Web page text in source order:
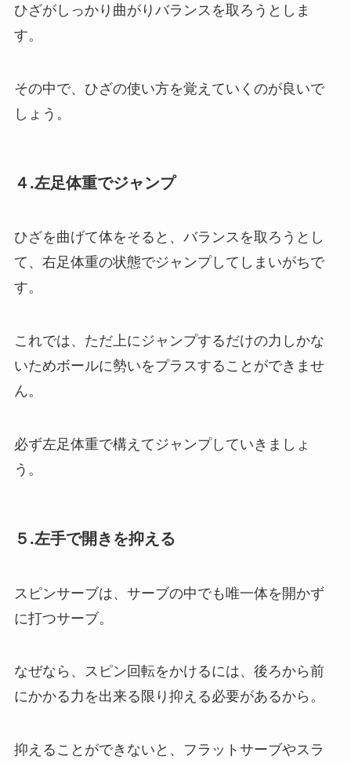
ひざがしっかり曲がりバランスを取ろうとしま
す。
その中で、ひざの使い方を覚えていくのが良いで
しょう。
４.左足体重でジャンプ
ひざを曲げて体をそると、バランスを取ろうとし
て、右足体重の状態でジャンプしてしまいがちで
す。
これでは、ただ上にジャンプするだけの力しかな
いためボールに勢いをプラスすることができませ
ん。
必ず左足体重で構えてジャンプしていきましょ
う。
５.左手で開きを抑える
スピンサーブは、サーブの中でも唯一体を開かず
に打つサーブ。
なぜなら、スピン回転をかけるには、後ろから前
にかかる力を出来る限り抑える必要があるから。
抑えることができないと、フラットサーブやスラ